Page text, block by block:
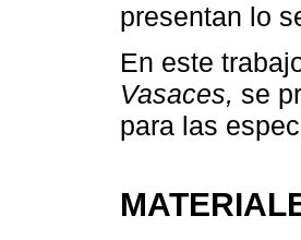
presentan lo
En este
Vasaces, se
para las